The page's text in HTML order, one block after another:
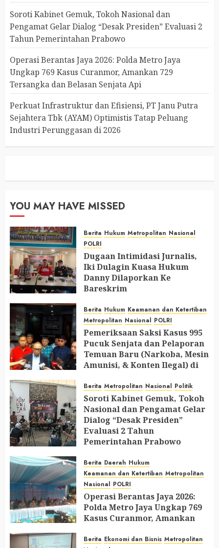
Soroti Kabinet Gemuk, Tokoh Nasional dan
Pengamat Gelar Dialog “Desak Presiden” Evaluasi 2
Tahun Pemerintahan Prabowo
Operasi Berantas Jaya 2026: Polda Metro Jaya
Ungkap 769 Kasus Curanmor, Amankan 729
Tersangka dan Belasan Senjata Api
Perkuat Infrastruktur dan Efisiensi, PT Janu Putra
Sejahtera Tbk (AYAM) Optimistis Tatap Peluang
Industri Perunggasan di 2026
YOU MAY HAVE MISSED
Berita Hukum Metropolitan Nasional
POLRI
Dugaan Intimidasi Jurnalis,
Iki Dulagin Kuasa Hukum
Danny Dilaporkan Ke
Bareskrim
Berita Hukum Keamanan dan Ketertiban
Metropolitan Nasional POLRI
Pemeriksaan Saksi Kasus 995
Pucuk Senjata dan Pelaporan
Temuan Baru (Narkoba, Mesin
Amunisi, & Konten Ilegal) di
AUGUST 6, 2026 0
Berita Metropolitan Nasional Politik
Soroti Kabinet Gemuk, Tokoh
Nasional dan Pengamat Gelar
Dialog “Desak Presiden”
Evaluasi 2 Tahun
Pemerintahan Prabowo
Berita Daerah Hukum
Keamanan dan Ketertiban Metropolitan
Nasional POLRI
Operasi Berantas Jaya 2026:
Polda Metro Jaya Ungkap 769
Kasus Curanmor, Amankan
Senjata Api
Berita Ekonomi dan Bisnis Metropolitan